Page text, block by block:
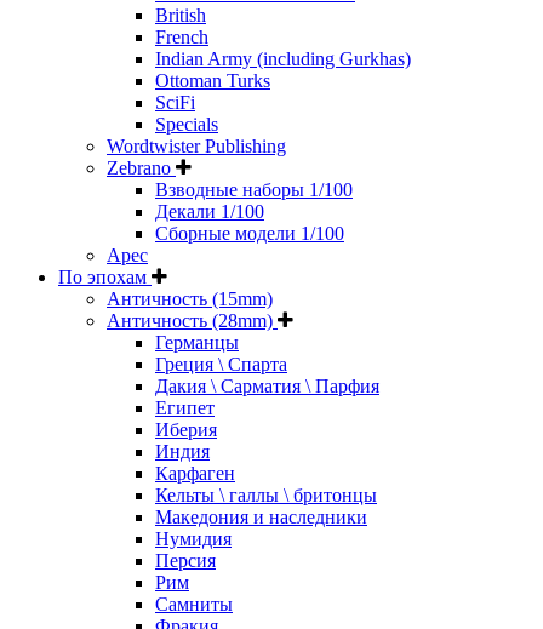
British
French
Indian Army (including Gurkhas)
Ottoman Turks
SciFi
Specials
Wordtwister Publishing
Zebrano
Взводные наборы 1/100
Декали 1/100
Сборные модели 1/100
Арес
По эпохам
Античность (15mm)
Античность (28mm)
Германцы
Греция \ Спарта
Дакия \ Сарматия \ Парфия
Египет
Иберия
Индия
Карфаген
Кельты \ галлы \ бритонцы
Македония и наследники
Нумидия
Персия
Рим
Самниты